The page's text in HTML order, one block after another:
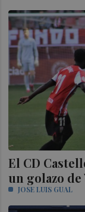
El CD
un golazo de
JOSE LUIS GUAL